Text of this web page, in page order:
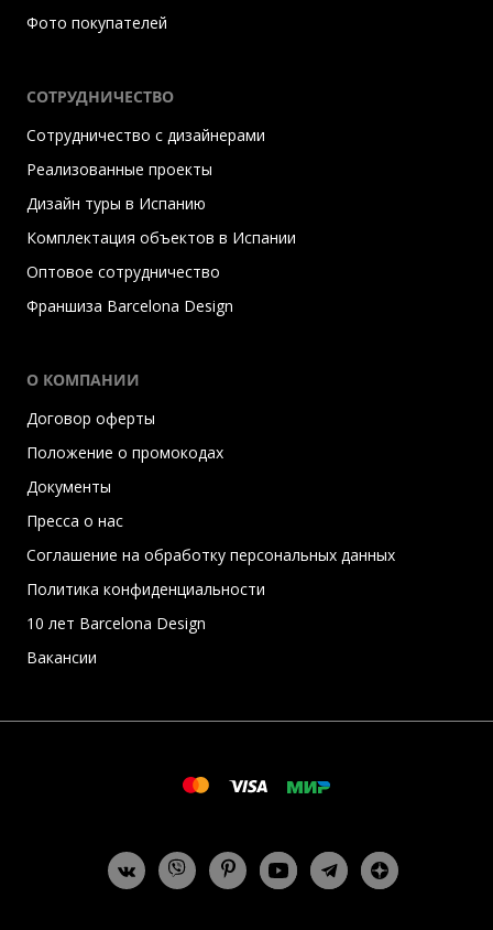
Фото покупателей
СОТРУДНИЧЕСТВО
Сотрудничество с дизайнерами
Реализованные проекты
Дизайн туры в Испанию
Комплектация объектов в Испании
Оптовое сотрудничество
Франшиза Barcelona Design
О КОМПАНИИ
Договор оферты
Положение о промокодах
Документы
Пресса о нас
Соглашение на обработку персональных данных
Политика конфиденциальности
10 лет Barcelona Design
Вакансии